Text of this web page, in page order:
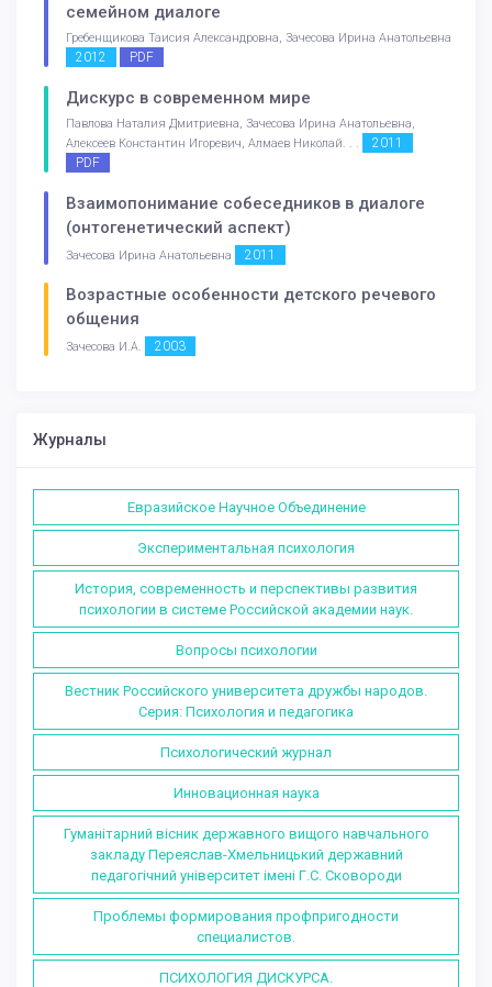
семейном диалоге
Гребенщикова Таисия Александровна, Зачесова Ирина Анатольевна
2012 PDF
Дискурс в современном мире
Павлова Наталия Дмитриевна, Зачесова Ирина Анатольевна,
Алексеев Константин Игоревич, Алмаев Николай. . .
2011
PDF
Взаимопонимание собеседников в диалоге
(онтогенетический аспект)
Зачесова Ирина Анатольевна 2011
Возрастные особенности детского речевого
общения
Зачесова И.А. 2003
Журналы
Евразийское Научное Объединение
Экспериментальная психология
История, современность и перспективы развития
психологии в системе Российской академии наук.
Вопросы психологии
Вестник Российского университета дружбы народов.
Серия: Психология и педагогика
Психологический журнал
Инновационная наука
Гуманітарний вісник державного вищого навчального
закладу Переяслав-Хмельницький державний
педагогічний університет імені Г.С. Сковороди
Проблемы формирования профпригодности
специалистов.
ПСИХОЛОГИЯ ДИСКУРСА.